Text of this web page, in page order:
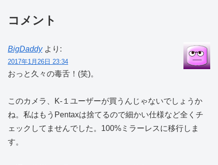
コメント
BigDaddy より:
2017年1月26日 23:34
おっと久々の毒舌！(笑)。
このカメラ、K-１ユーザーが買うんじゃないでしょうか
ね。私はもうPentaxは捨てるので細かい仕様など全くチ
ェックしてませんでした。100%ミラーレスに移行しま
す。